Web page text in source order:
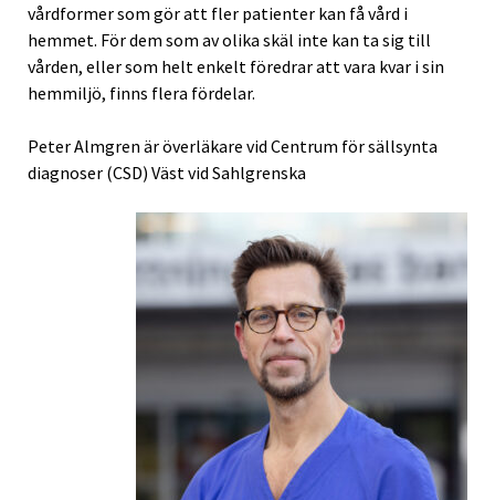
vårdformer som gör att fler patienter kan få vård i
hemmet. För dem som av olika skäl inte kan ta sig till
vården, eller som helt enkelt föredrar att vara kvar i sin
hemmiljö, finns flera fördelar.
Peter Almgren är överläkare vid Centrum för sällsynta
diagnoser (CSD) Väst vid Sahlgrenska